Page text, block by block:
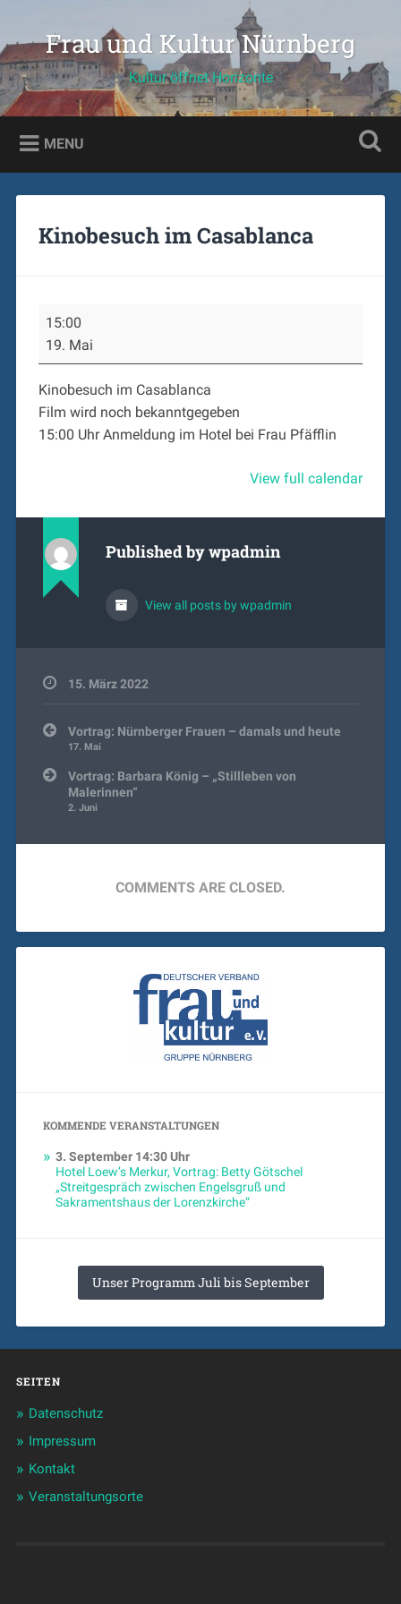
content
SearchFrau und Kultur Nürnberg
Kultur öffnet Horizonte
MENU
Kinobesuch im Casablanca
im
Casablanca
15:00
19. Mai
Kinobesuch im Casablanca
Film wird noch bekanntgegeben
15:00 Uhr Anmeldung im Hotel bei Frau Pfäfflin
View full calendar
Published bywpadmin
View all posts by wpadmin
15. März 2022
Beitragsnavigation
Vortrag: Nürnberger Frauen – damals und heute
17. Mai
Vortrag: Barbara König – „Stillleben von
Malerinnen“
2. Juni
COMMENTS ARE CLOSED.
KOMMENDE VERANSTALTUNGEN
3. September14:30 Uhr
Hotel Loew’s Merkur, Vortrag: Betty Götschel
„Streitgespräch zwischen Engelsgruß und
Sakramentshaus der Lorenzkirche“
Unser Programm Juli bis September
SEITEN
Datenschutz
Impressum
Kontakt
Veranstaltungsorte